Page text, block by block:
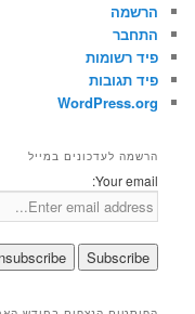
הרשמה
התחבר
פיד רשומות
פיד תגובות
WordPress.org
הרשמה לעדכונים במייל
Your email: